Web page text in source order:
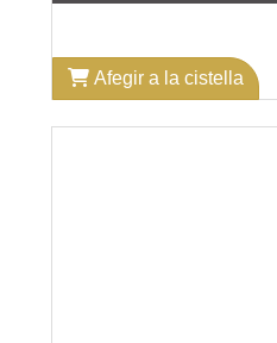
Afegir a la cistella